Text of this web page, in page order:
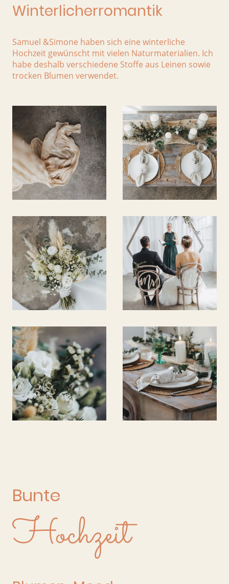
Winterlicherromantik
Samuel &Simone haben sich eine winterliche
Hochzeit gewünscht mit vielen Naturmaterialien. Ich
habe deshalb verschiedene Stoffe aus Leinen sowie
trocken Blumen verwendet.
Bunte
Hochzeit